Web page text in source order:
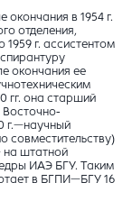
окончания в 1954 г.
отделения,
1959 г. ассистентом
окончания ее
гг. она старший
г.—научный
совместительству)
на штатной
ИАЭ БГУ. Таким
в БГПИ—БГУ 16